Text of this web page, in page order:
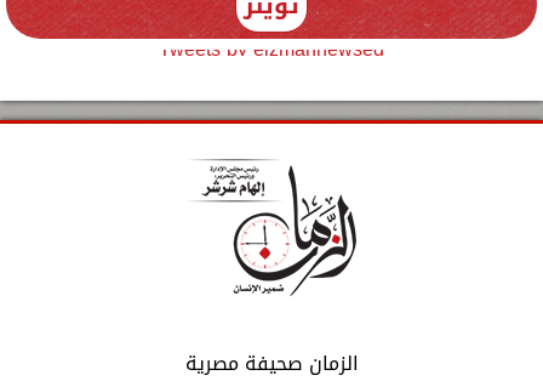
Tweets by elzmannewseg
الزمان صحيفة مصرية